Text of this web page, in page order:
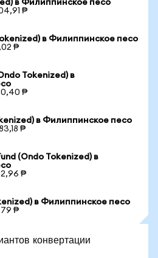
в Филиппинское песо
₱
в Филиппинское песо
₱
Tokenized) в
₱
в Филиппинское песо
₱
(Ondo Tokenized) в
₱
в Филиппинское песо
₱
конвертации